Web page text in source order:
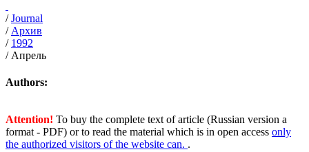
/Journal
/ Архив
/ 1992
/ Апрель
Authors:
Attention! To buy the complete text of article (Russian version a
format - PDF) or to read the material which is in open access only
the authorized visitors of the website can. .